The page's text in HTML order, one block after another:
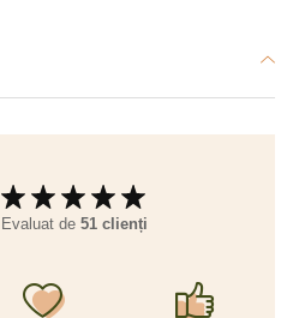
Evaluat de 51 clienți